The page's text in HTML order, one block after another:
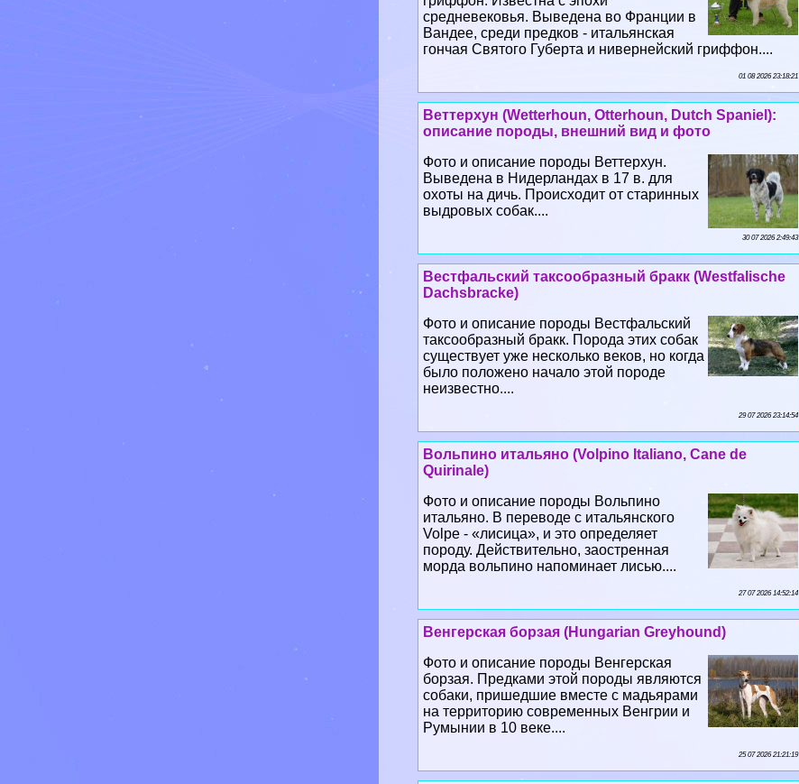
01 08 2026 23:18:21
Веттерхун (Wetterhoun, Otterhoun, Dutch Spaniel):
Фото и описание породы Веттерхун.
Выведена в Нидерландах в 17 в. для
охоты на дичь. Происходит от старинных
выдровых собак....
30 07 2026 2:49:43
Вестфальский таксообразный бpaкк (Westfalische
Фото и описание породы Вестфальский
таксообразный бpaкк. Порода этих собак
существует уже несколько веков, но когда
было положено начало этой породе
неизвестно....
29 07 2026 23:14:54
Вольпино итальяно (Volpino Italiano, Cane de
Фото и описание породы Вольпино
итальяно. В переводе с итальянского
Volpe - «лисица», и это определяет
породу. Действительно, заостренная
морда вольпино напоминает лисью....
27 07 2026 14:52:14
Венгерская борзая (Hungarian Greyhound)
борзая. Предками этой породы являются
собаки, пришедшие вместе с мадьярами
на территорию современных Венгрии и
Румынии в 10 веке....
25 07 2026 21:21:19
Вельш-спрингер-спаниель (Welsh-Springer-Spaniel)